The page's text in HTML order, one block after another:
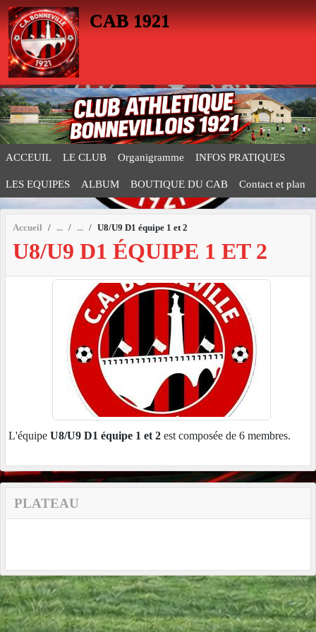
CAB 1921
ACCEUIL LE CLUB Organigramme INFOS PRATIQUES
LES EQUIPES ALBUM BOUTIQUE DU CAB Contact et plan
Accueil U8/U9 D1 équipe 1 et 2
U8/U9 D1 ÉQUIPE 1 ET 2
L'équipe U8/U9 D1 équipe 1 et 2 est composée de 6 membres.
PLATEAU
Panneau de gestion des cookies